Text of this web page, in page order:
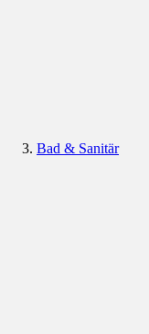
Bad & Sanitär